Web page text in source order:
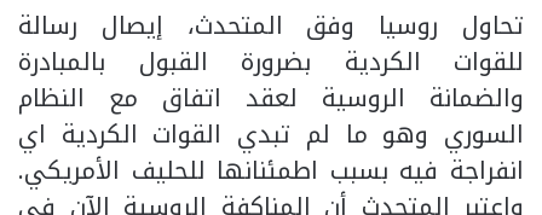
تحاول روسيا وفق المتحدث، إيصال رسالة
للقوات الكردية بضرورة القبول بالمبادرة
والضمانة الروسية لعقد اتفاق مع النظام
السوري وهو ما لم تبدي القوات الكردية اي
انفراجة فيه بسبب اطمئنانها للحليف الأمريكي.